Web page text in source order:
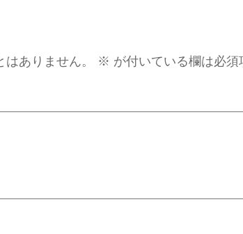
ありません。 ※ が付いている欄は必須